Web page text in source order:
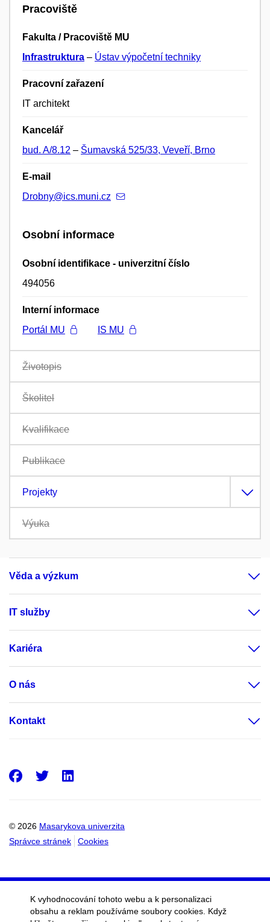
Pracoviště
Fakulta / Pracoviště MU
Infrastruktura – Ústav výpočetní techniky
Pracovní zařazení
IT architekt
Kancelář
bud. A/8.12 – Šumavská 525/33, Veveří, Brno
E-mail
Drobny@ics.muni.cz
Osobní informace
Osobní identifikace - univerzitní číslo
494056
Interní informace
Portál MU
IS MU
Životopis
Školitel
Kvalifikace
Publikace
Projekty
Výuka
Věda a výzkum
IT služby
Kariéra
O nás
Kontakt
© 2026 Masarykova univerzita
Správce stránek
Cookies
Facebook
Twitter
K vyhodnocování tohoto webu a k personalizaci
obsahu a reklam používáme soubory cookies. Když